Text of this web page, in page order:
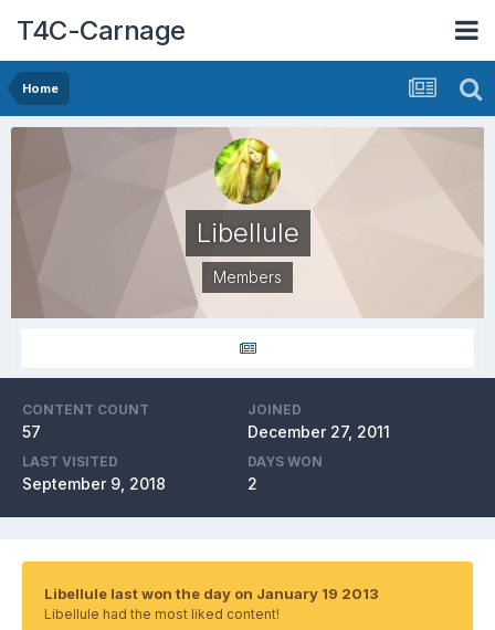
T4C-Carnage
Home
Libellule
Members
CONTENT COUNT
57
JOINED
December 27, 2011
LAST VISITED
September 9, 2018
DAYS WON
2
Libellule last won the day on January 19 2013
Libellule had the most liked content!